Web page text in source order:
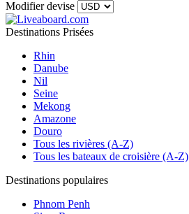
Modifier devise
Destinations Prisées
Rhin
Danube
Nil
Seine
Mekong
Amazone
Douro
Tous les rivières (A-Z)
Tous les bateaux de croisière (A-Z)
Destinations populaires
Phnom Penh